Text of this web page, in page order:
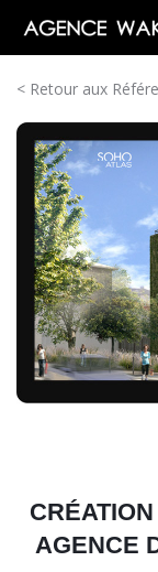
< Retour aux
AGENCE